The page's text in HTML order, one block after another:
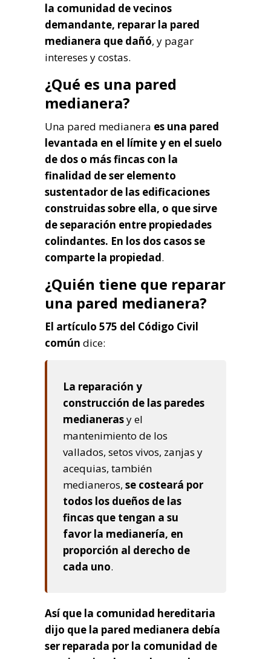
la comunidad de vecinos
demandante, reparar la pared
medianera que dañó, y pagar
intereses y costas.
¿Qué es una pared
medianera?
Una pared medianera es una pared
levantada en el límite y en el suelo
de dos o más fincas con la
finalidad de ser elemento
sustentador de las edificaciones
construidas sobre ella, o que sirve
de separación entre propiedades
colindantes. En los dos casos se
comparte la propiedad.
¿Quién tiene que reparar
una pared medianera?
El artículo 575 del Código Civil
común dice:
La reparación y
construcción de las paredes
medianerasy el
mantenimiento de los
vallados, setos vivos, zanjas y
acequias, también
medianeros, se costeará por
todos los dueños de las
fincas que tengan a su
favor la medianería, en
proporción al derecho de
cada uno.
Así que la comunidad hereditaria
dijo que la pared medianera debía
ser reparada por la comunidad de